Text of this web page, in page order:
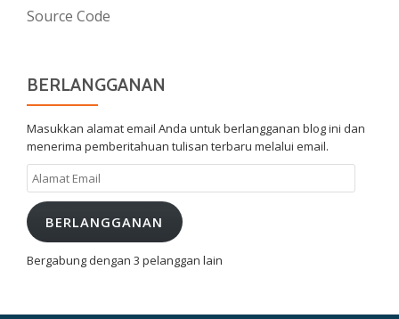
Source Code
BERLANGGANAN
Masukkan alamat email Anda untuk berlangganan blog ini dan
menerima pemberitahuan tulisan terbaru melalui email.
Alamat
Email
BERLANGGANAN
Bergabung dengan 3 pelanggan lain